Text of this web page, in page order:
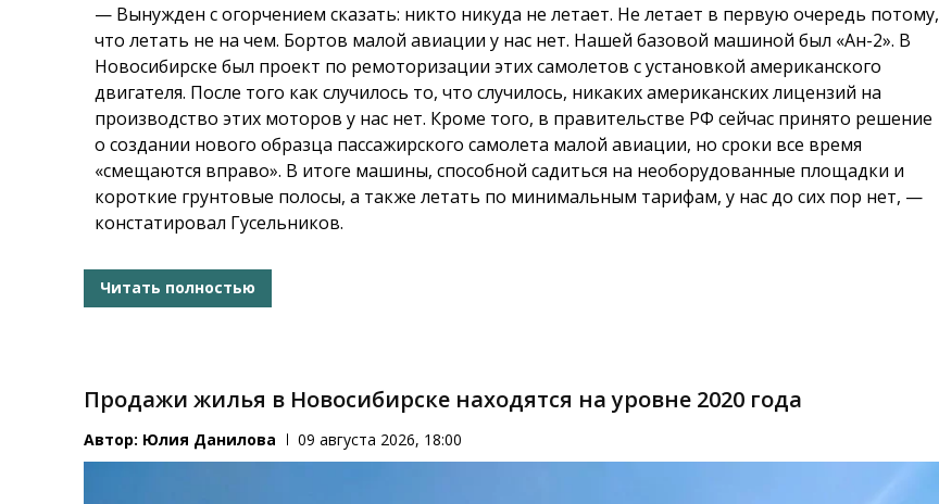
— Вынужден с огорчением сказать: никто никуда не летает. Не летает в первую очередь потому,
что летать не на чем. Бортов малой авиации у нас нет. Нашей базовой машиной был «Ан-2». В
Новосибирске был проект по ремоторизации этих самолетов с установкой американского
двигателя. После того как случилось то, что случилось, никаких американских лицензий на
производство этих моторов у нас нет. Кроме того, в правительстве РФ сейчас принято решение
о создании нового образца пассажирского самолета малой авиации, но сроки все время
«смещаются вправо». В итоге машины, способной садиться на необорудованные площадки и
короткие грунтовые полосы, а также летать по минимальным тарифам, у нас до сих пор нет, —
констатировал Гусельников.
Читать полностью
Продажи жилья в Новосибирске находятся на уровне 2020 года
Автор: Юлия Данилова 09 августа 2026, 18:00